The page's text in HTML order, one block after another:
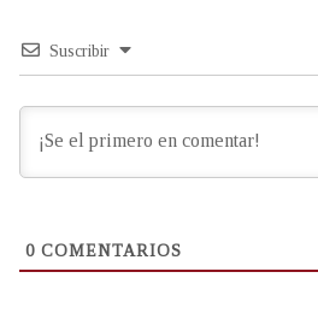
Suscribir
0 COMENTARIOS